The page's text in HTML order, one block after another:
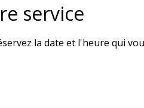
service
la date et l'heure qui